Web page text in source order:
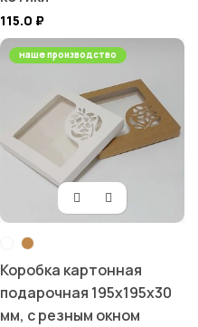
115.0 ₽
наше производство
Коробка картонная
подарочная 195х195х30
мм, с резным окном